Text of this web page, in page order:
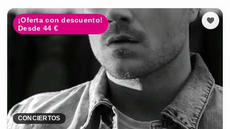
¡Oferta con descuento!
Desde 44 €
CONCIERTOS